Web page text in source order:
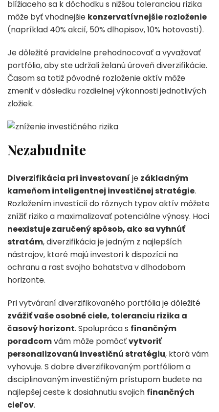
blížiaceho sa k dôchodku s nižšou toleranciou rizika
môže byť vhodnejšie konzervatívnejšie rozloženie
(napríklad 40% akcií, 50% dlhopisov, 10% hotovosti).
Je dôležité pravidelne prehodnocovať a vyvažovať
portfólio, aby ste udržali želanú úroveň diverzifikácie.
Časom sa totiž pôvodné rozloženie aktív môže
zmeniť v dôsledku rozdielnej výkonnosti jednotlivých
zložiek.
Nezabudnite
Diverzifikácia pri investovaní je základným
kameňom inteligentnej investičnej stratégie.
Rozložením investícií do rôznych typov aktív môžete
znížiť riziko a maximalizovať potenciálne výnosy. Hoci
neexistuje zaručený spôsob, ako sa vyhnúť
stratám, diverzifikácia je jedným z najlepších
nástrojov, ktoré majú investori k dispozícii na
ochranu a rast svojho bohatstva v dlhodobom
horizonte.
Pri vytváraní diverzifikovaného portfólia je dôležité
zvážiť vaše osobné ciele, toleranciu rizika a
časový horizont. Spolupráca s finančným
poradcomvám môže pomôcťvytvoriť
personalizovanú investičnú stratégiu, ktorá vám
vyhovuje. S dobre diverzifikovaným portfóliom a
disciplinovaným investičným prístupom budete na
najlepšej ceste k dosiahnutiu svojich finančných
cieľov.